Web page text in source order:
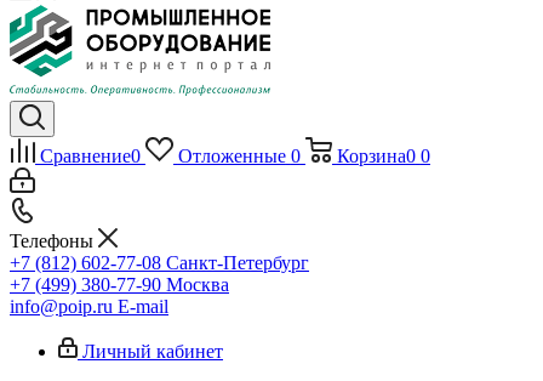
Сравнение0 Отложенные 0 Корзина0 0
Телефоны
+7 (812) 602-77-08 Санкт-Петербург
+7 (499) 380-77-90 Москва
info@poip.ru E-mail
Личный кабинет